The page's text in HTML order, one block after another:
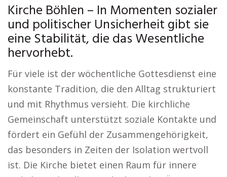
Kirche Böhlen – In Momenten sozialer
und politischer Unsicherheit gibt sie
eine Stabilität, die das Wesentliche
hervorhebt.
Für viele ist der wöchentliche Gottesdienst eine
konstante Tradition, die den Alltag strukturiert
und mit Rhythmus versieht. Die kirchliche
Gemeinschaft unterstützt soziale Kontakte und
fördert ein Gefühl der Zusammengehörigkeit,
das besonders in Zeiten der Isolation wertvoll
ist. Die Kirche bietet einen Raum für innere